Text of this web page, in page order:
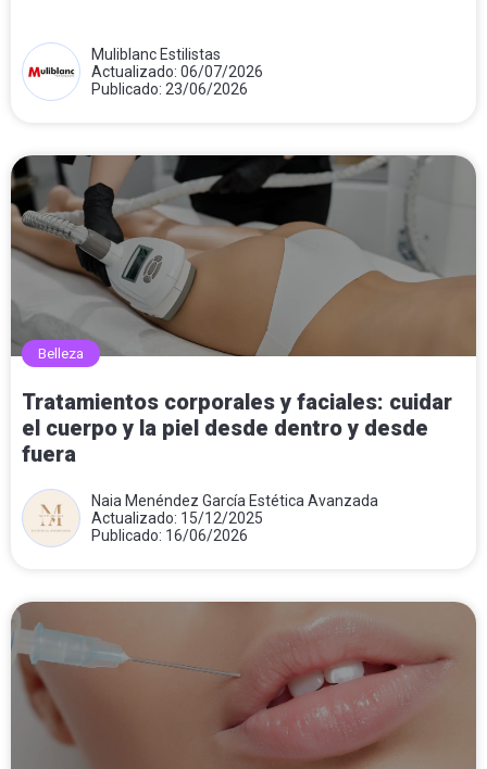
Muliblanc Estilistas
Actualizado: 06/07/2026
Publicado: 23/06/2026
Belleza
Tratamientos corporales y faciales: cuidar
el cuerpo y la piel desde dentro y desde
fuera
Naia Menéndez García Estética Avanzada
Actualizado: 15/12/2025
Publicado: 16/06/2026